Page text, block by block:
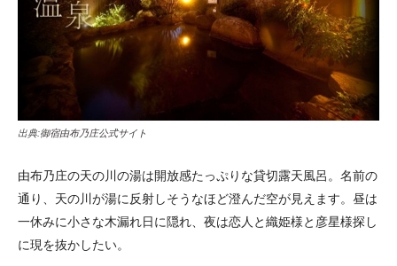
出典:御宿由布乃庄公式サイト
由布乃庄の天の川の湯は開放感たっぷりな貸切露天風呂。名前の
通り、天の川が湯に反射しそうなほど澄んだ空が見えます。昼は
一休みに小さな木漏れ日に隠れ、夜は恋人と織姫様と彦星様探し
に現を抜かしたい。